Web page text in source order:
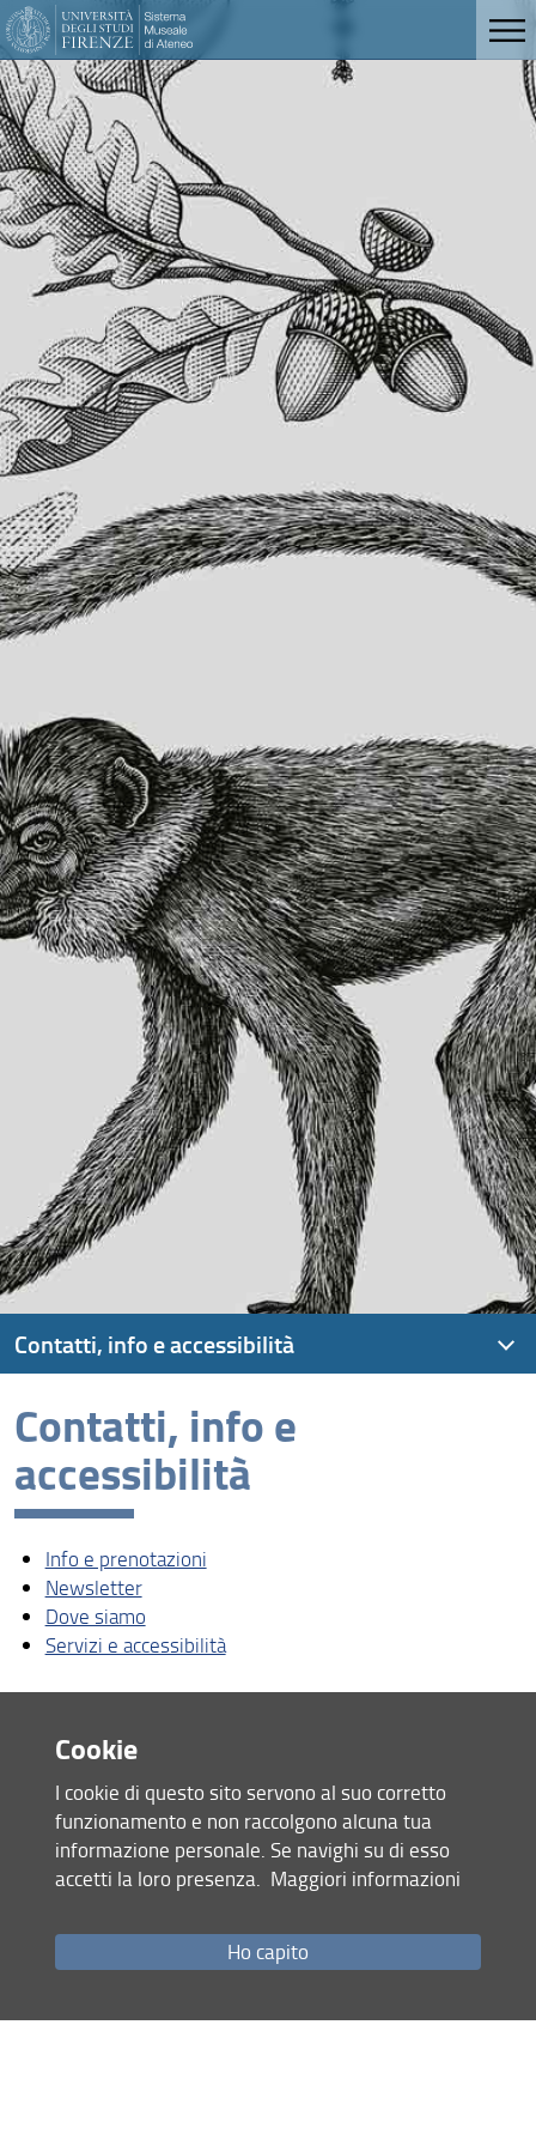
Contatti, info e
accessibilità
Info e prenotazioni
Newsletter
Dove siamo
Servizi e accessibilità
Contatti, info e accessibilità
Info e prenotazioni
Newsletter
Dove siamo
Servizi e accessibilità
Servizi e accessibilità
Sostieni il Sistema Museale
Cookie
I cookie di questo sito servono al suo corretto
funzionamento e non raccolgono alcuna tua
informazione personale. Se navighi su di esso
accetti la loro presenza. Maggiori informazioni
Ho capito